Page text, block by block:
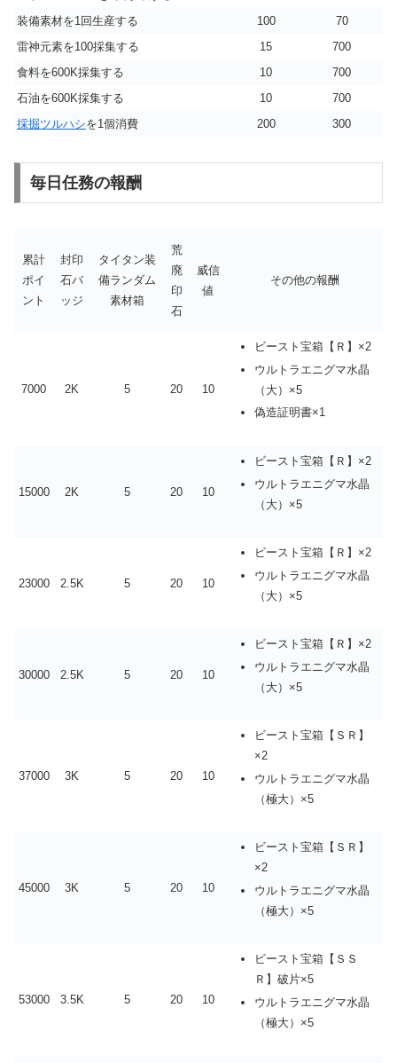
装備素材を1回生産する
100
70
雷神元素を100採集する
15
700
食料を600K採集する
10
700
石油を600K採集する
10
700
採掘ツルハシを1個消費 200 300
毎日任務の報酬
累計
ポイ
ント
封印
石バ
ッジ
タイタン装
備ランダム
素材箱
荒
廃
印
石
威信
値
その他の報酬
7000 2K 5 20 10
ビースト宝箱【Ｒ】×2
ウルトラエニグマ水晶
（大）×5
偽造証明書×1
15000 2K 5 20 10
ビースト宝箱【Ｒ】×2
ウルトラエニグマ水晶
（大）×5
23000 2.5K 5 20 10
ビースト宝箱【Ｒ】×2
ウルトラエニグマ水晶
（大）×5
30000 2.5K 5 20 10
ビースト宝箱【Ｒ】×2
ウルトラエニグマ水晶
（大）×5
37000 3K 5 20 10
ビースト宝箱【ＳＲ】
×2
ウルトラエニグマ水晶
（極大）×5
45000 3K 5 20 10
ビースト宝箱【ＳＲ】
×2
ウルトラエニグマ水晶
（極大）×5
53000 3.5K 5 20 10
ビースト宝箱【ＳＳ
Ｒ】破片×5
ウルトラエニグマ水晶
（極大）×5